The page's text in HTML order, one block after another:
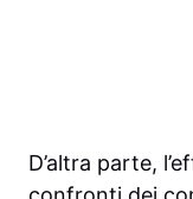
D’altra parte,